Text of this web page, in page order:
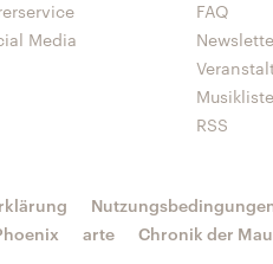
Media
FAQ
Musikliste
RSS
arte Chronik der